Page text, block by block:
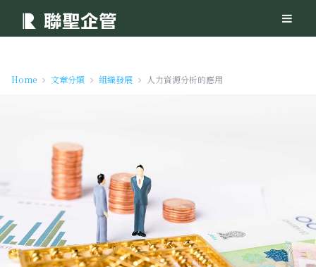
Home 文章分類 組織發展 人力資源分析的應用